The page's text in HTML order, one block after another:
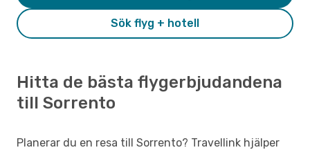
Sök flyg + hotell
Hitta de bästa flygerbjudandena
till Sorrento
Planerar du en resa till Sorrento? Travellink hjälper